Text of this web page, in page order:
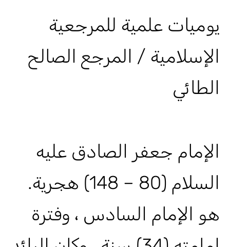
يوميات علمية للمرجعية
الإسلامية / المرجع الصالح
الطائي
الإمام جعفر الصادق عليه
السلام (80 – 148) هجرية.
هو الإمام السادس ، وفترة